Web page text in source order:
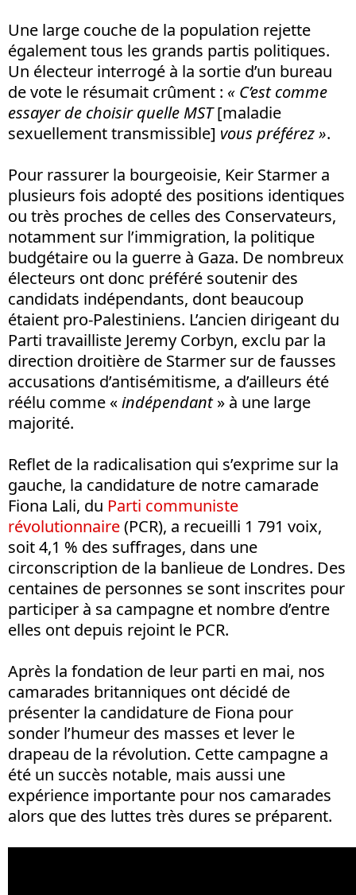
Une large couche de la population rejette
également tous les grands partis politiques.
Un électeur interrogé à la sortie d’un bureau
de vote le résumait crûment : « C’est comme
essayer de choisir quelle MST[maladie
sexuellement transmissible] vous préférez ».
Pour rassurer la bourgeoisie, Keir Starmer a
plusieurs fois adopté des positions identiques
ou très proches de celles des Conservateurs,
notamment sur l’immigration, la politique
budgétaire ou la guerre à Gaza. De nombreux
électeurs ont donc préféré soutenir des
candidats indépendants, dont beaucoup
étaient pro-Palestiniens. L’ancien dirigeant du
Parti travailliste Jeremy Corbyn, exclu par la
direction droitière de Starmer sur de fausses
accusations d’antisémitisme, a d’ailleurs été
réélu comme «indépendant» à une large
majorité.
Reflet de la radicalisation qui s’exprime sur la
gauche, la candidature de notre camarade
Fiona Lali, du Parti communiste
révolutionnaire(PCR), a recueilli 1 791 voix,
soit 4,1 % des suffrages, dans une
circonscription de la banlieue de Londres. Des
centaines de personnes se sont inscrites pour
participer à sa campagne et nombre d’entre
elles ont depuis rejoint le PCR.
Après la fondation de leur parti en mai, nos
camarades britanniques ont décidé de
présenter la candidature de Fiona pour
sonder l’humeur des masses et lever le
drapeau de la révolution. Cette campagne a
été un succès notable, mais aussi une
expérience importante pour nos camarades
alors que des luttes très dures se préparent.